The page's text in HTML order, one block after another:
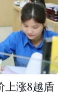
上涨8越盾